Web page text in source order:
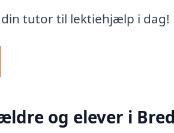
tutor til lektiehjælp i dag!
og elever i